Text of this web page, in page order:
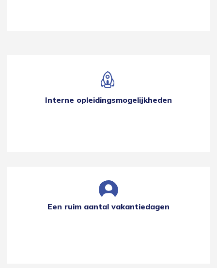
Interne opleidingsmogelijkheden
Een ruim aantal vakantiedagen